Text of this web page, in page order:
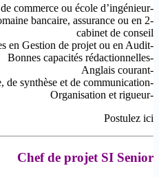
-Formation Bac +5 de type école de commerce ou école d’ingénieur
bancaire, assurance ou en
cabinet de conseil
-Compétences en Gestion de projet ou en Audit
-Bonnes capacités rédactionnelles
-Anglais courant
-Bonne capacité d’analyse, de synthèse et de communication
-Organisation et rigueur
Postulez ici
Chef de projet SI Senior